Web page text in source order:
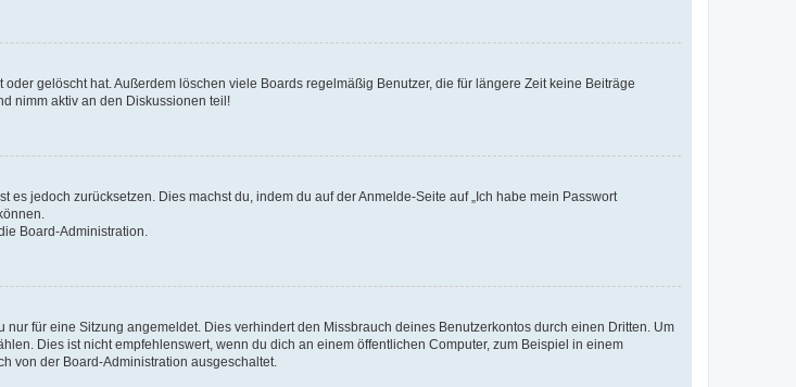
gelöscht hat. Außerdem löschen viele Boards regelmäßig Benutzer, die für längere Zeit keine Beiträge
nimm aktiv an den Diskussionen teil!
jedoch zurücksetzen. Dies machst du, indem du auf der Anmelde-Seite auf „Ich habe mein Passwort
Board-Administration.
für eine Sitzung angemeldet. Dies verhindert den Missbrauch deines Benutzerkontos durch einen Dritten. Um
Dies ist nicht empfehlenswert, wenn du dich an einem öffentlichen Computer, zum Beispiel in einem
von der Board-Administration ausgeschaltet.